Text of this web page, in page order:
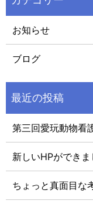
お知らせ
ブログ
第三回愛玩動物看
新しいHPができま
ちょっと真面目な